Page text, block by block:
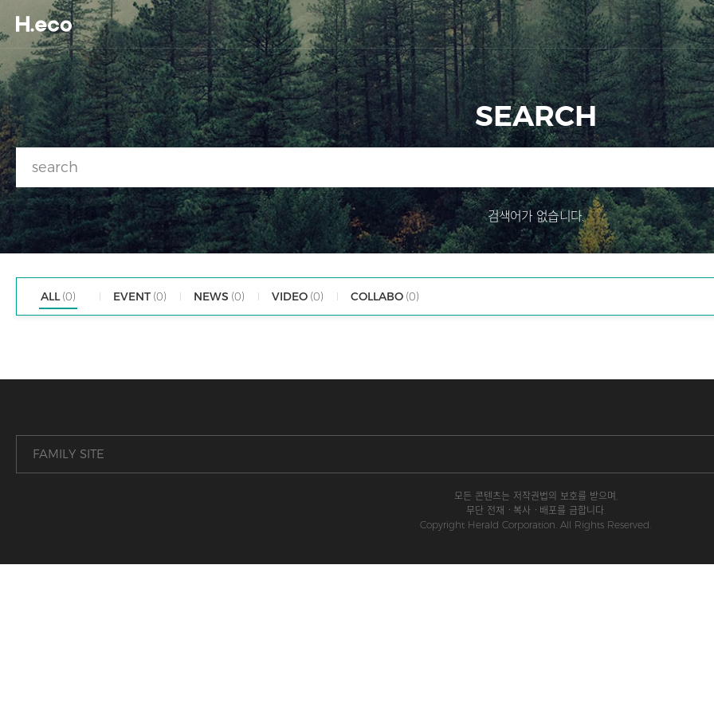
SEARCH
검색어가 없습니다.
ALL (0) EVENT (0) NEWS (0) VIDEO (0) COLLABO (0)
모든 콘텐츠는 저작권법의 보호를 받으며,
무단 전재ㆍ복사ㆍ배포를 금합니다.
Copyright Herald Corporation. All Rights Reserved.